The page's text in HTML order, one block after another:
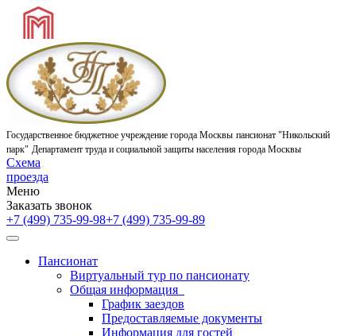
Государственное бюджетное учреждение города Москвы пансионат "Никольский
парк" Департамент труда и социальной защиты населения города Москвы
Схема
проезда
Меню
Заказать звонок
+7 (499) 735-99-98+7 (499) 735-99-89
Пансионат
Виртуальный тур по пансионату
Общая информация
График заездов
Предоставляемые документы
Информация для гостей